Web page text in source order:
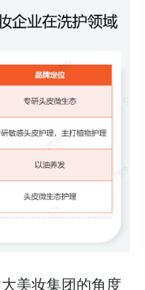
美妆集团的角度